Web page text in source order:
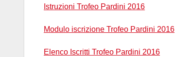
Istruzioni Trofeo Pardini 2016
Modulo iscrizione Trofeo Pardini 2016
Elenco Iscritti Trofeo Pardini 2016